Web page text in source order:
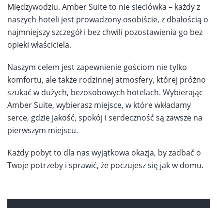
Międzywodziu. Amber Suite to nie sieciówka – każdy z
naszych hoteli jest prowadzony osobiście, z dbałością o
najmniejszy szczegół i bez chwili pozostawienia go bez
opieki właściciela.
Naszym celem jest zapewnienie gościom nie tylko
komfortu, ale także rodzinnej atmosfery, której próżno
szukać w dużych, bezosobowych hotelach. Wybierając
Amber Suite, wybierasz miejsce, w które wkładamy
serce, gdzie jakość, spokój i serdeczność są zawsze na
pierwszym miejscu.
Każdy pobyt to dla nas wyjątkowa okazja, by zadbać o
Twoje potrzeby i sprawić, że poczujesz się jak w domu.